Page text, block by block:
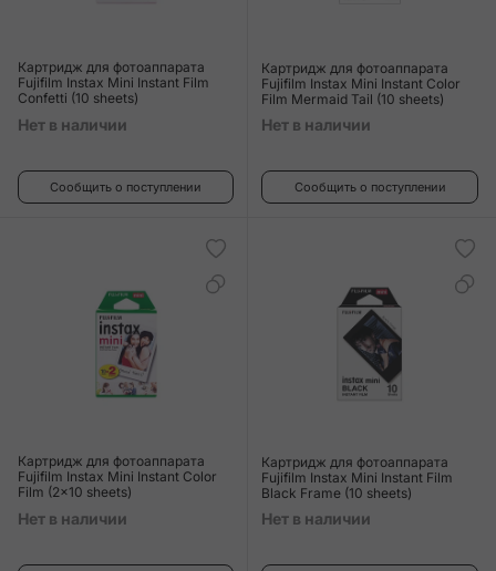
Картридж для фотоаппарата
Fujifilm Instax Mini Instant Film
Confetti (10 sheets)
Нет в наличии
Сообщить о поступлении
Картридж для фотоаппарата
Fujifilm Instax Mini Instant Color
Film Mermaid Tail (10 sheets)
Нет в наличии
Сообщить о поступлении
Картридж для фотоаппарата
Fujifilm Instax Mini Instant Color
Film (2x10 sheets)
Нет в наличии
Картридж для фотоаппарата
Fujifilm Instax Mini Instant Film
Black Frame (10 sheets)
Нет в наличии